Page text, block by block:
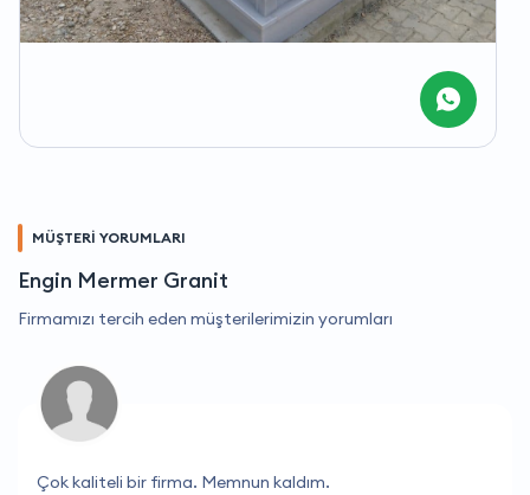
MÜŞTERİ YORUMLARI
Engin Mermer Granit
Firmamızı tercih eden müşterilerimizin yorumları
Çok kaliteli bir firma. Memnun kaldım.